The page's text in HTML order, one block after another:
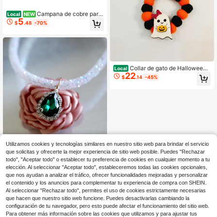
Local NEW Campana de cobre para
collar de perro, 4 piezas de campan
as de latón para collar de perro extr
cotas, accesorios colgantes anti-pé
rdida y anti-robo para entrenamient
o de mascotas, campanas para perr
os pequeños y gatos
$5.48 -70%
Collar para gato y perro, acce
sorios para mascotas, bufanda para
gato Ragdoll y gatito, collar para ma
scotas, suministros para mascotas
$27.20 -42%
Local Collar de gato de Halloween,
accesorios para mascotas, disfraz, l
indo collar ajustable de dibujos ani
$22.14 -45%
Utilizamos cookies y tecnologías similares en nuestro sitio web para brindar el servicio
que solicitas y ofrecerte la mejor experiencia de sitio web posible. Puedes "Rechazar
todo", "Aceptar todo" o establecer tu preferencia de cookies en cualquier momento a tu
elección. Al seleccionar "Aceptar todo", estableceremos todas las cookies opcionales,
que nos ayudan a analizar el tráfico, ofrecer funcionalidades mejoradas y personalizar
el contenido y los anuncios para complementar tu experiencia de compra con SHEIN.
Al seleccionar "Rechazar todo", permites el uso de cookies estrictamente necesarias
que hacen que nuestro sitio web funcione. Puedes desactivarlas cambiando la
configuración de tu navegador, pero esto puede afectar el funcionamiento del sitio web.
Para obtener más información sobre las cookies que utilizamos y para ajustar tus